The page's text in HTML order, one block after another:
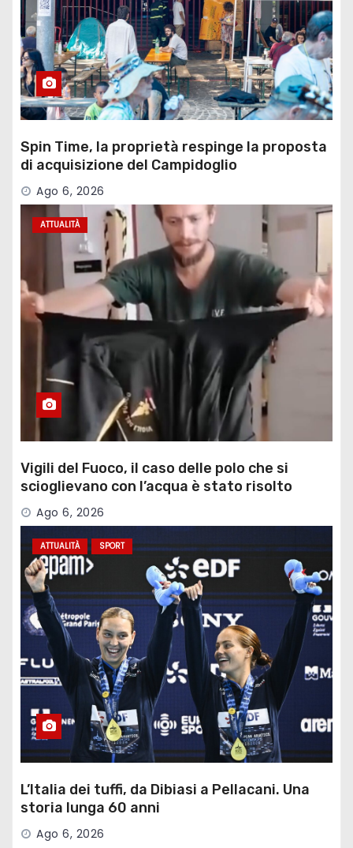
Spin Time, la proprietà respinge la proposta
di acquisizione del Campidoglio
Ago 6, 2026
ATTUALITÀ
Vigili del Fuoco, il caso delle polo che si
scioglievano con l’acqua è stato risolto
Ago 6, 2026
ATTUALITÀ SPORT
L’Italia dei tuffi, da Dibiasi a Pellacani. Una
storia lunga 60 anni
Ago 6, 2026